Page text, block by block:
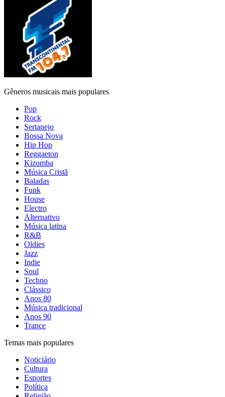
Gêneros musicais mais populares
Pop
Rock
Sertanejo
Bossa Nova
Hip Hop
Reggaeton
Kizomba
Música Cristã
Baladas
Funk
House
Electro
Alternativo
Música latina
R&B
Oldies
Jazz
Indie
Soul
Techno
Clássico
Anos 80
Música tradicional
Anos 90
Trance
Temas mais populares
Noticiário
Cultura
Esportes
Política